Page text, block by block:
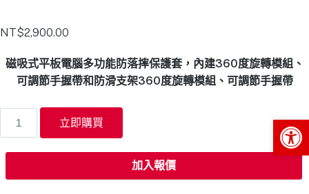
NT$2,900.00
磁吸式平板電腦多功能防落摔保護套，內建360度旋轉模組、
可調節手握帶和防滑支架360度旋轉模組、可調節手握帶
立即購買
加入報價